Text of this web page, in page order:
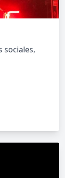
sociales,